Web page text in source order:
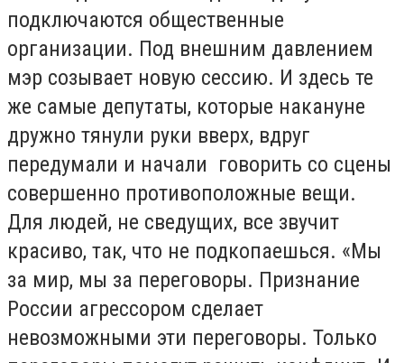
подключаются общественные
организации. Под внешним давлением
мэр созывает новую сессию. И здесь те
же самые депутаты, которые накануне
дружно тянули руки вверх, вдруг
передумали и начали говорить со сцены
совершенно противоположные вещи.
Для людей, не сведущих, все звучит
красиво, так, что не подкопаешься. «Мы
за мир, мы за переговоры. Признание
России агрессором сделает
невозможными эти переговоры. Только